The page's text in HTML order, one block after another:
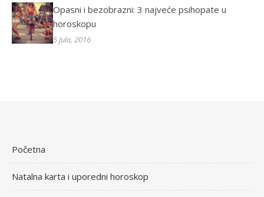
Opasni i bezobrazni: 3 najveće psihopate u
horoskopu
5 Jula, 2016
Početna
Natalna karta i uporedni horoskop